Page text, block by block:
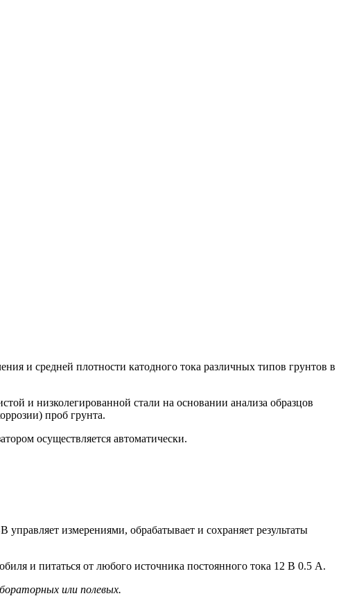
и средней плотности катодного тока различных типов грунтов в
и низколегированной стали на основании анализа образцов
проб грунта.
осуществляется автоматически.
измерениями, обрабатывает и сохраняет результаты
и питаться от любого источника постоянного тока 12 В 0.5 А.
или полевых.